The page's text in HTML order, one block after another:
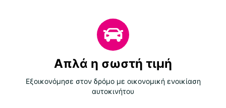
Απλά η σωστή τιμή
Εξοικονόμησε στον δρόμο με οικονομική ενοικίαση
αυτοκινήτου